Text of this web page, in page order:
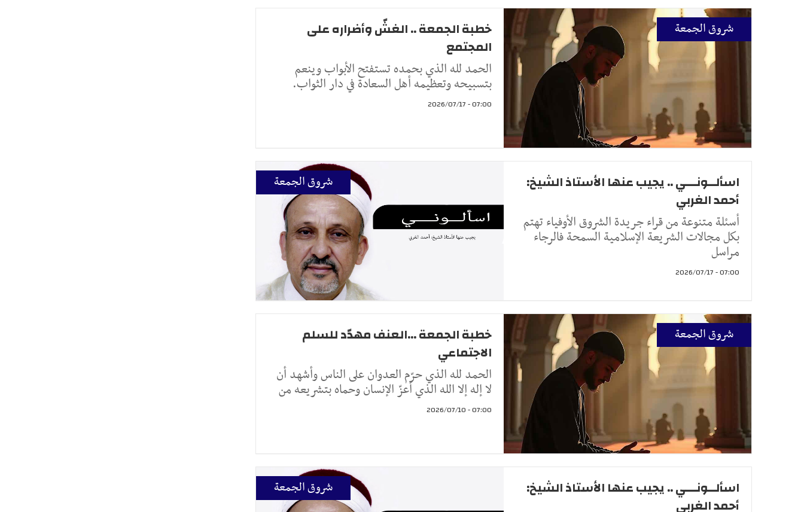
شروق الجمعة
خطبة الجمعة .. الغشّ وأضراره على
المجتمع
الحمد لله الذي بحمده تستفتح الأبواب وينعم
بتسبيحه وتعظيمه أهل السعادة في دار الثواب.
07:00 - 2026/07/17
شروق الجمعة
اسألــونـــي .. يجيب عنها الأستاذ الشيخ:
أحمد الغربي
أسئلة متنوعة من قراء جريدة الشروق الأوفياء تهتم
بكل مجالات الشريعة الإسلامية السمحة فالرجاء
مراسل
07:00 - 2026/07/17
شروق الجمعة
خطبة الجمعة ...العنف مهدّد للسلم
الاجتماعي
الحمد لله الذي حرّم العدوان على الناس وأشهد أن
لا إله إلا الله الذي أعزّ الإنسان وحماه بتشريعه من
07:00 - 2026/07/10
شروق الجمعة
اسألــونـــي .. يجيب عنها الأستاذ الشيخ:
أحمد الغربي